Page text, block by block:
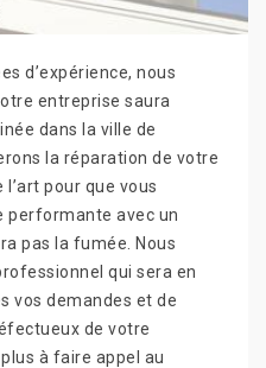
d’expérience, nous
entreprise saura
dans la ville de
la réparation de votre
pour que vous
performante avec un
pas la fumée. Nous
qui sera en
vos demandes et de
de votre
à faire appel au